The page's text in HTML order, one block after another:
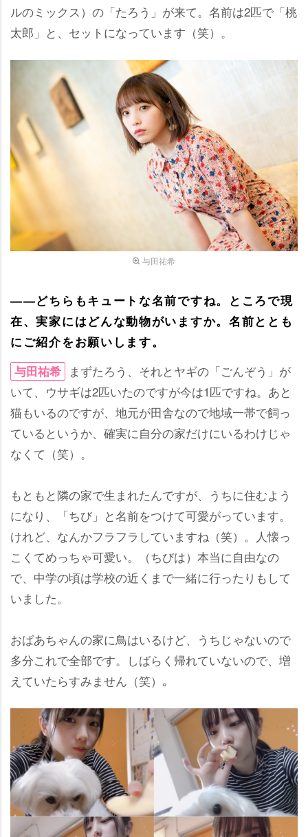
ルのミックス）の「たろう」が来て。名前は2匹で「桃
太郎」と、セットになっています（笑）。
与田祐希
――どちらもキュートな名前ですね。ところで現
在、実家にはどんな動物がいますか。名前ととも
にご紹介をお願いします。
与田祐希 まずたろう、それとヤギの「ごんぞう」が
いて、ウサギは2匹いたのですが今は1匹ですね。あと
猫もいるのですが、地元が田舎なので地域一帯で飼っ
ているというか、確実に自分の家だけにいるわけじゃ
なくて（笑）。
もともと隣の家で生まれたんですが、うちに住むよう
になり、「ちび」と名前をつけて可愛がっています。
けれど、なんかフラフラしていますね（笑）。人懐っ
こくてめっちゃ可愛い。（ちびは）本当に自由なの
で、中学の頃は学校の近くまで一緒に行ったりもして
いました。
おばあちゃんの家に鳥はいるけど、うちじゃないので
多分これで全部です。しばらく帰れていないので、増
えていたらすみません（笑）｡